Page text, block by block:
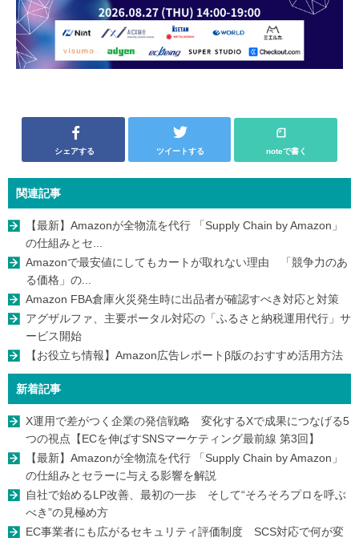
シェアする ツイートする noteで書く
関連記事
【最新】Amazonが全物流を代行 「Supply Chain by Amazon」
の仕組みとセ...
Amazonで最安値にしてもカートが取れない理由 「競争力のあ
る価格」の...
Amazon FBA倉庫火災発生時に出品者が確認すべき対応と対策
アグザルファ、主要ポータル対応の「ふるさと納税運用代行」サ
ービス開始
【お役立ち情報】Amazon広告レポートβ版のおすすめ活用方法
新着記事
X運用で差がつく企業の発信戦略 変化するXで成果につなげる5
つの視点【ECを伸ばすSNSマーケティング最前線 第3回】
【最新】Amazonが全物流を代行 「Supply Chain by Amazon」
の仕組みとセラーに与える影響を解説
自社で始めるLP改善、最初の一歩 そして“そろそろプロを呼ぶ
べき”の見極め方
EC事業者にも広がるセキュリティ評価制度 SCS対応で何が変